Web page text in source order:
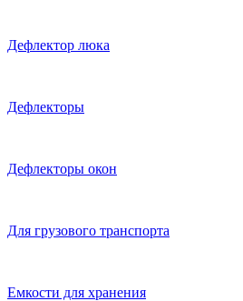
Дефлектор люка
Дефлекторы
Дефлекторы окон
Для грузового транспорта
Емкости для хранения